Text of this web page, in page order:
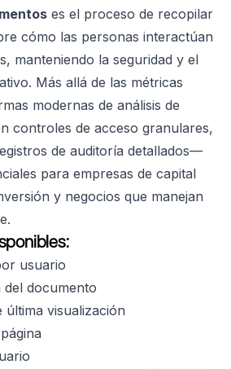
es el proceso de recopilar
cómo las personas interactúan
manteniendo la seguridad y el
Más allá de las métricas
modernas de análisis de
controles de acceso granulares,
de auditoría detallados—
para empresas de capital
y negocios que manejan
usuario
del documento
última visualización